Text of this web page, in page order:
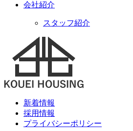
会社紹介
スタッフ紹介
新着情報
採用情報
プライバシーポリシー